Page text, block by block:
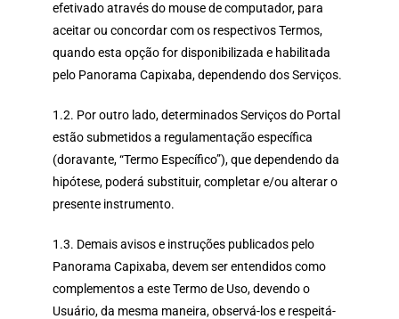
efetivado através do mouse de computador, para
aceitar ou concordar com os respectivos Termos,
quando esta opção for disponibilizada e habilitada
pelo Panorama Capixaba, dependendo dos Serviços.
1.2. Por outro lado, determinados Serviços do Portal
estão submetidos a regulamentação específica
(doravante, “Termo Específico”), que dependendo da
hipótese, poderá substituir, completar e/ou alterar o
presente instrumento.
1.3. Demais avisos e instruções publicados pelo
Panorama Capixaba, devem ser entendidos como
complementos a este Termo de Uso, devendo o
Usuário, da mesma maneira, observá-los e respeitá-